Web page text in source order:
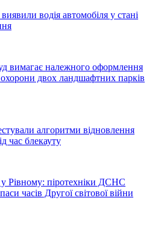
водія автомобіля у стані
вимагає належного оформлення
двох ландшафтних парків
алгоритми відновлення
час блекауту
у Рівному: піротехніки ДСНС
часів Другої світової війни